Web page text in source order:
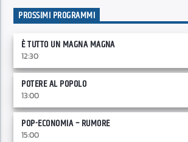
PROSSIMI PROGRAMMI
È TUTTO UN MAGNA MAGNA
12:30
POTERE AL POPOLO
13:00
POP-ECONOMIA – RUMORE
15:00